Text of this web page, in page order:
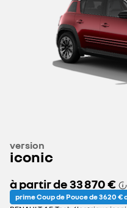
version
iconic
à partir de33 870 €
prime Coup de Pouce de 3 620 €